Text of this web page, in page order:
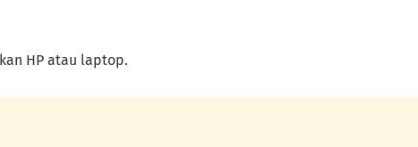
HP atau laptop.